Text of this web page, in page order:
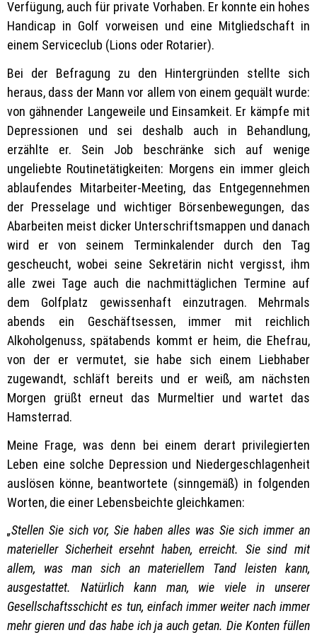
Verfügung, auch für private Vorhaben. Er konnte ein hohes
Handicap in Golf vorweisen und eine Mitgliedschaft in
einem Serviceclub (Lions oder Rotarier).
Bei der Befragung zu den Hintergründen stellte sich
heraus, dass der Mann vor allem von einem gequält wurde:
von gähnender Langeweile und Einsamkeit. Er kämpfe mit
Depressionen und sei deshalb auch in Behandlung,
erzählte er. Sein Job beschränke sich auf wenige
ungeliebte Routinetätigkeiten: Morgens ein immer gleich
ablaufendes Mitarbeiter-Meeting, das Entgegennehmen
der Presselage und wichtiger Börsenbewegungen, das
Abarbeiten meist dicker Unterschriftsmappen und danach
wird er von seinem Terminkalender durch den Tag
gescheucht, wobei seine Sekretärin nicht vergisst, ihm
alle zwei Tage auch die nachmittäglichen Termine auf
dem Golfplatz gewissenhaft einzutragen. Mehrmals
abends ein Geschäftsessen, immer mit reichlich
Alkoholgenuss, spätabends kommt er heim, die Ehefrau,
von der er vermutet, sie habe sich einem Liebhaber
zugewandt, schläft bereits und er weiß, am nächsten
Morgen grüßt erneut das Murmeltier und wartet das
Hamsterrad.
Meine Frage, was denn bei einem derart privilegierten
Leben eine solche Depression und Niedergeschlagenheit
auslösen könne, beantwortete (sinngemäß) in folgenden
Worten, die einer Lebensbeichte gleichkamen:
„Stellen Sie sich vor, Sie haben alles was Sie sich immer an
materieller Sicherheit ersehnt haben, erreicht. Sie sind mit
allem, was man sich an materiellem Tand leisten kann,
ausgestattet. Natürlich kann man, wie viele in unserer
Gesellschaftsschicht es tun, einfach immer weiter nach immer
mehr gieren und das habe ich ja auch getan. Die Konten füllen